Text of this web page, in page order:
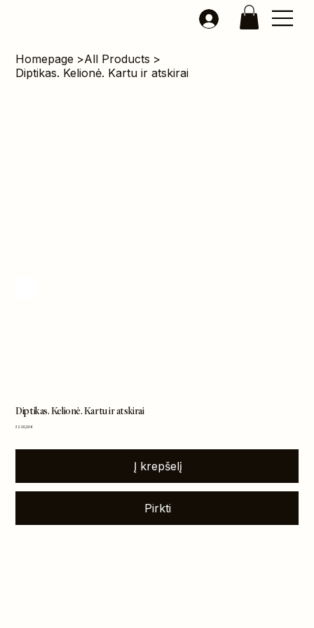
Homepage >All Products >
Diptikas. Kelionė. Kartu ir atskirai
Diptikas. Kelionė. Kartu ir atskirai
Kaina
3 200,00 €
Į krepšelį
Pirkti